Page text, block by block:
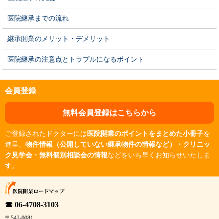
医院継承までの流れ
継承開業のメリット・デメリット
医院継承の注意点とトラブルになるポイント
会員登録
無料会員登録はこちらから
ご登録されたドクターには 医院開業のポイントをまとめた小冊子を
進呈、 物件情報（公開していない継承物件の情報など）・クリニッ
ク見学会・無料個別相談会の情報などをいち早くお知らせいたしま
す。
☎ 06-4708-3103